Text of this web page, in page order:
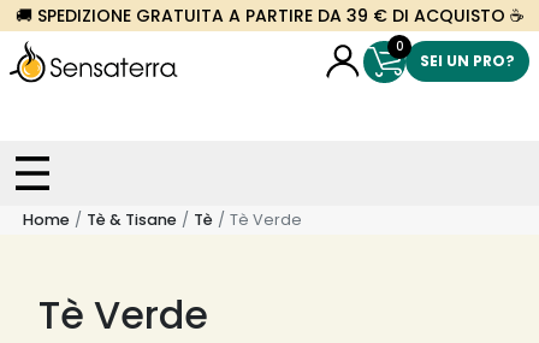
🚚 SPEDIZIONE GRATUITA A PARTIRE DA 39 € DI ACQUISTO ☕
0
SEI UN PRO?
Home Tè & Tisane Tè Tè Verde
Tè Verde